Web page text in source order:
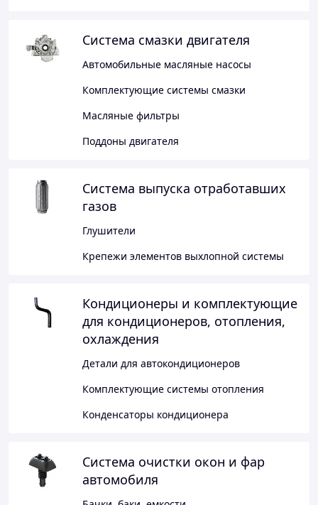
Система смазки двигателя
Автомобильные масляные насосы
Комплектующие системы смазки
Масляные фильтры
Поддоны двигателя
Система выпуска отработавших
газов
Глушители
Крепежи элементов выхлопной системы
Кондиционеры и комплектующие
для кондиционеров, отопления,
охлаждения
Детали для автокондиционеров
Комплектующие системы отопления
Конденсаторы кондиционера
Система очистки окон и фар
автомобиля